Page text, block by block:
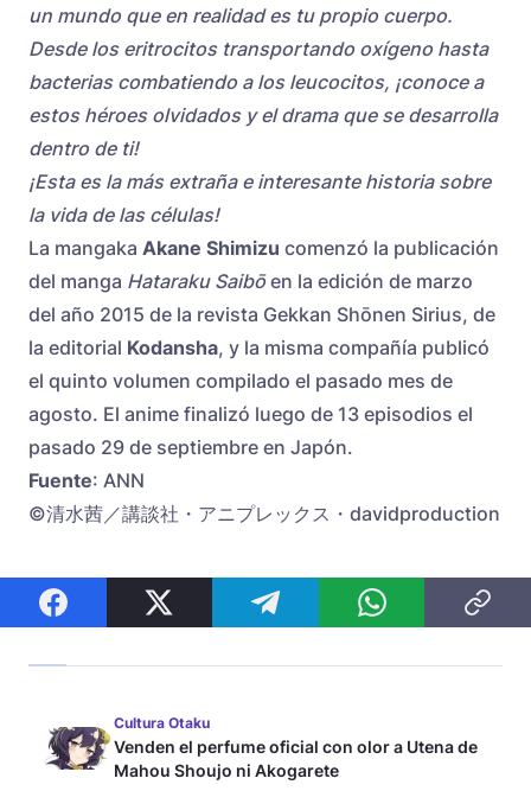
un mundo que en realidad es tu propio cuerpo.
Desde los eritrocitos transportando oxígeno hasta
bacterias combatiendo a los leucocitos, ¡conoce a
estos héroes olvidados y el drama que se desarrolla
dentro de ti!
¡Esta es la más extraña e interesante historia sobre
la vida de las células!
La mangaka Akane Shimizu comenzó la publicación
del manga Hataraku Saibōen la edición de marzo
del año 2015 de la revista Gekkan Shōnen Sirius, de
la editorial Kodansha, y la misma compañía publicó
el quinto volumen compilado el pasado mes de
agosto. El anime finalizó luego de 13 episodios el
pasado 29 de septiembre en Japón.
Fuente: ANN
©清水茜／講談社・アニプレックス・davidproduction
Cultura Otaku
Venden el perfume oficial con olor a Utena de
Mahou Shoujo ni Akogarete